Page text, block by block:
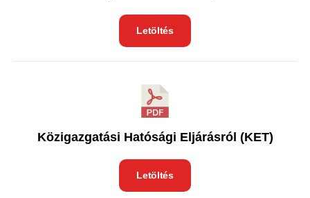
Letöltés
Közigazgatási Hatósági Eljárásról (KET)
Letöltés